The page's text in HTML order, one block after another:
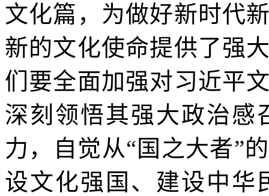
文化篇，为做好新时代
新的文化使命提供了强
们要全面加强对习近平
深刻领悟其强大政治感
力，自觉从“国之大者”
设文化强国、建设中华